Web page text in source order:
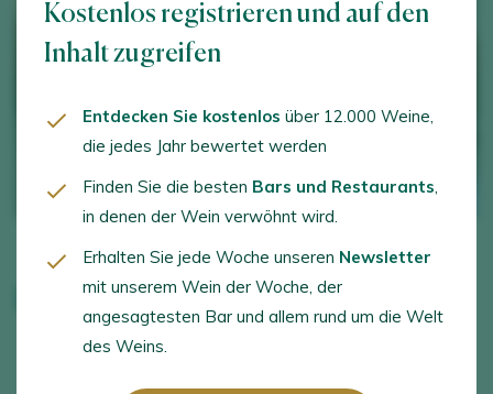
Baldovar 923
Kostenlos registrieren und auf den
Inhalt zugreifen
Entdecken Sie kostenlos über 12.000 Weine,
die jedes Jahr bewertet werden
Finden Sie die besten Bars und Restaurants,
in denen der Wein verwöhnt wird.
Erhalten Sie jede Woche unseren Newsletter
mit unserem Wein der Woche, der
angesagtesten Bar und allem rund um die Welt
des Weins.